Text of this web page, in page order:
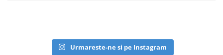
Urmareste-ne si pe Instagram